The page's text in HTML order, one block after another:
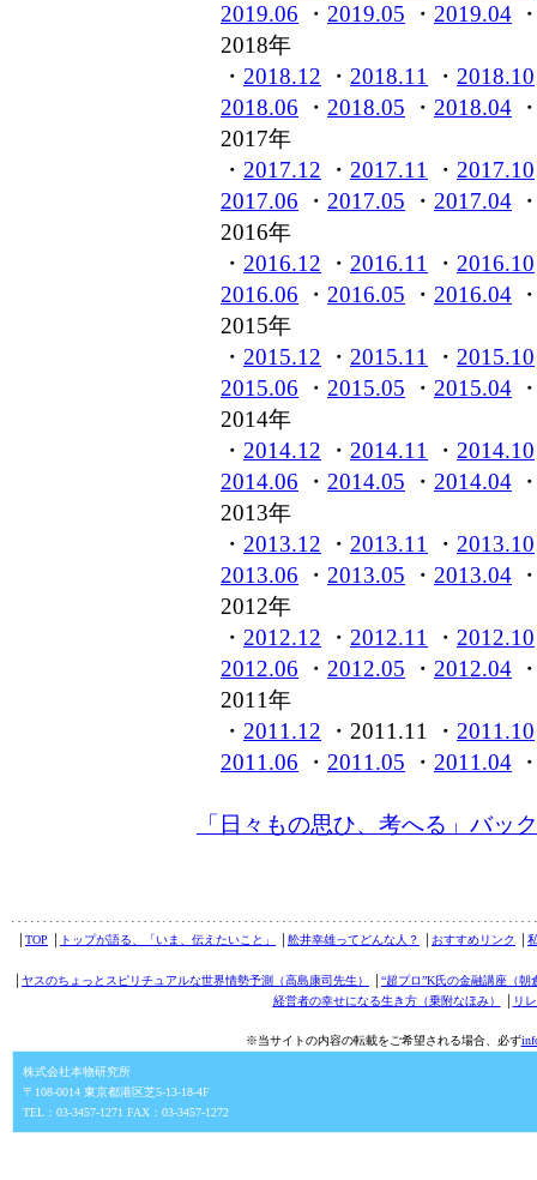
2019.06 ・ 2019.05 ・ 2019.04
2018年
・ 2018.12 ・ 2018.11 ・ 2018.10
2018.06 ・ 2018.05 ・ 2018.04
2017年
・ 2017.12 ・ 2017.11 ・ 2017.10
2017.06 ・ 2017.05 ・ 2017.04
2016年
・ 2016.12 ・ 2016.11 ・ 2016.10
2016.06 ・ 2016.05 ・ 2016.04
2015年
・ 2015.12 ・ 2015.11 ・ 2015.10
2015.06 ・ 2015.05 ・ 2015.04
2014年
・ 2014.12 ・ 2014.11 ・ 2014.10
2014.06 ・ 2014.05 ・ 2014.04
2013年
・ 2013.12 ・ 2013.11 ・ 2013.10
2013.06 ・ 2013.05 ・ 2013.04
2012年
・ 2012.12 ・ 2012.11 ・ 2012.10
2012.06 ・ 2012.05 ・ 2012.04
2011年
・ 2011.12 ・2011.11 ・ 2011.10
2011.06 ・ 2011.05 ・ 2011.04
「日々もの思ひ、考へる」バッ
TOP トップが語る、「いま、伝えたいこと」 舩井幸雄ってどんな人？ おすすめリンク
ヤスのちょっとスピリチュアルな世界情勢予測（高島康司先生）
“超プロ”K氏の金融講座（朝
経営者の幸せになる生き方（乗附なほみ）
リ
※当サイトの内容の転載をご希望される場合、必ず
株式会社本物研究所
〒108-0014 東京都港区芝5-13-18-4F
TEL：03-3457-1271 FAX：03-3457-1272